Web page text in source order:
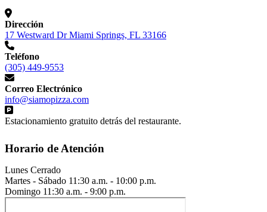
Dirección
17 Westward Dr Miami Springs, FL 33166
Teléfono
(305) 449-9553
Correo Electrónico
info@siamopizza.com
Estacionamiento gratuito detrás del restaurante.
Horario de Atención
Lunes Cerrado
Martes - Sábado 11:30 a.m. - 10:00 p.m.
Domingo 11:30 a.m. - 9:00 p.m.